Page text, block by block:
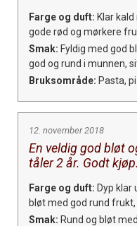
Farge og duft: Klar
gode rød og mørkere
Smak: Fyldig med god
god og rund i munnen,
Bruksområde: Pasta,
12. november 2018
En veldig god bløt
tåler 2 år. Godt
Farge og duft: Dyp klar
bløt med god rund frukt,
Smak: Rund og bløt